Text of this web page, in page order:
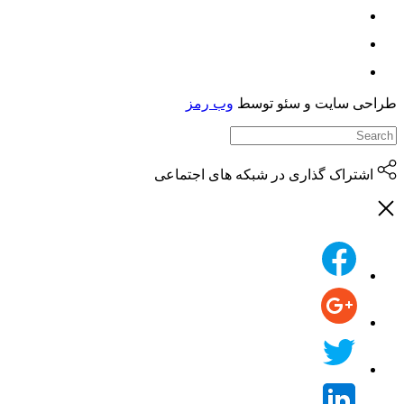
سایت و سئو توسطوب رمز
اشتراک گذاری در شبکه های اجتماعی